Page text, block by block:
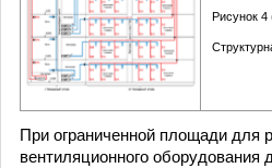
Рисунок 4
При ограниченной площади для
вентиляционного оборудования